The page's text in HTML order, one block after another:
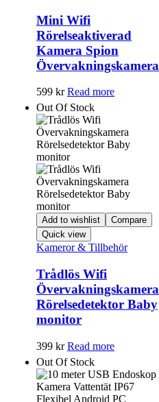
Mini Wifi
Rörelseaktiverad
Kamera Spion
Övervakningskamera
599 kr Read more
Out Of Stock
Add to wishlist
Compare
Quick view
Kameror & Tillbehör
Trådlös Wifi
Övervakningskamera
Rörelsedetektor Baby
monitor
399 kr Read more
Out Of Stock